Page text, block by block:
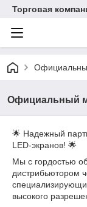
Торговая
Официальный
🌟 Надежный
LED-экранов! 🌟
Мы с гордостью
дистрибьютором
высокого